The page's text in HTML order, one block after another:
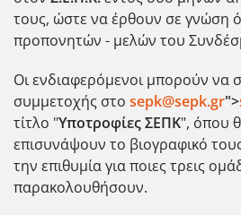
τους, ώστε να έρθουν σε γνώση
προπονητών - μελών του
Οι ενδιαφερόμενοι μπορούν να
συμμετοχής στο sepk@sepk.gr">
τίτλο "Υποτροφίες ΣΕΠΚ", όπου
επισυνάψουν το βιογραφικό
την επιθυμία για ποιες τρεις
παρακολουθήσουν.